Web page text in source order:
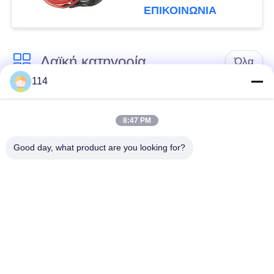
ζωής αλόγονου
ΕΠΙΚΟΙΝΩΝΙΑ
Λαϊκή κατηγορία Όλα
Xlpe με μόνωση
Μόνωση από PVC
καλωδίου
μεταλλικά μονωμένα
θωρακισμένο
114
8:47 PM
Good day, what product are you looking for?